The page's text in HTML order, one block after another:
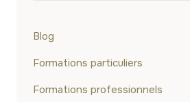
Blog
Formations particuliers
Formations professionnels